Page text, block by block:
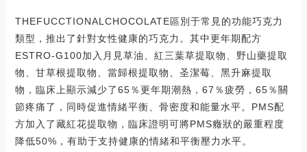
THEFUCCTIONALCHOCOLATE區別于常見的功能巧克力
類型，推出了針對女性健康的巧克力。其中更年期配方
ESTRO-G100加入月見草油、紅三葉草提取物、野山藥提取
物、甘草根提取物、當歸根提取物、圣潔莓、黑升麻提取
物，臨床上顯示減少了65％更年期潮熱，67％疲勞，65％關
節疼痛了，同時促進情緒平衡、骨密度和能量水平。PMS配
方加入了藏紅花提取物，臨床證明可將PMS癥狀的嚴重程度
降低50%，有助于支持健康的情緒和平衡壓力水平。